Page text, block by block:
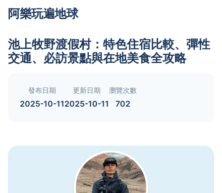
阿樂玩遍地球
池上牧野渡假村：特色住宿比較、彈性
交通、必訪景點與在地美食全攻略
發布日期
2025-10-11
更新日期
2025-10-11
瀏覽次數
702